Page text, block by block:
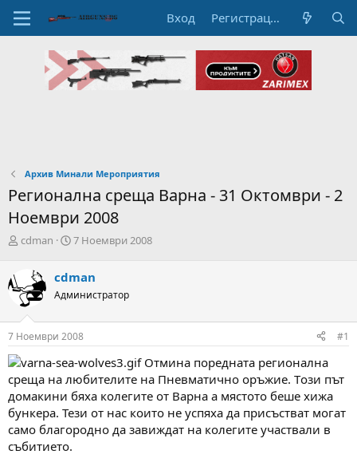
Вход Регистрация
Архив Минали Мероприятия
Регионална среща Варна - 31 Октомври - 2
Ноември 2008
А
р
н
а
т
е
м
а
т
а
cdman
Н
а
л
а
Д
т
а
7 Ноември 2008
cdman
Администратор
7 Ноември 2008 #1
Отмина поредната регионална
среща на любителите на Пневматично оръжие. Tози път
домакини бяха колегите от Варна а мястото беше хижа
бункера. Тези от нас които не успяха да присъстват могат
само благородно да завиждат на колегите участвали в
събитието.